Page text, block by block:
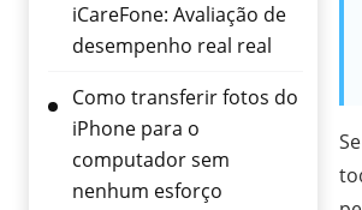
iCareFone: Avaliação de
desempenho real real
Como transferir fotos do
iPhone para o
computador sem
nenhum esforço